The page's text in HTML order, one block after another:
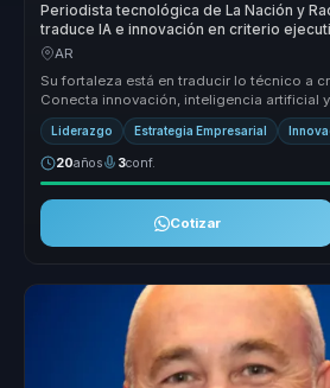
Periodista tecnológica de La Nación y
traduce IA e innovación en criterio
decisiones para líderes.
AR
Su fortaleza está en traducir lo técnico a
Conecta innovación, inteligencia artificial
con p...
Liderazgo Estrategia Empresarial
20años 3conf.
Cotizar